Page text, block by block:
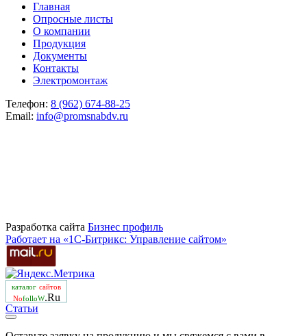
Главная
Опросные листы
О компании
Продукция
Документы
Контакты
Электромонтаж
Телефон: 8 (962) 674-88-25
Email: info@promsnabdv.ru
Разработка сайта Бизнеc профиль
Работает на «1С-Битрикс: Управление сайтом»
каталог сайтов
NofolloW.Ru
Статьи